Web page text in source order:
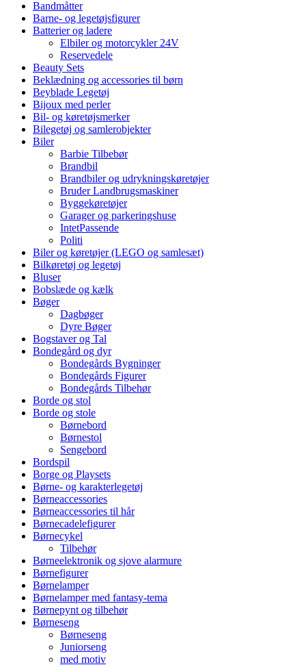
Bandmåtter
Barne- og legetøjsfigurer
Batterier og ladere
Elbiler og motorcykler 24V
Reservedele
Beauty Sets
Beklædning og accessories til børn
Beyblade Legetøj
Bijoux med perler
Bil- og køretøjsmerker
Bilegetøj og samlerobjekter
Biler
Barbie Tilbebør
Brandbil
Brandbiler og udrykningskøretøjer
Bruder Landbrugsmaskiner
Byggekøretøjer
Garager og parkeringshuse
IntetPassende
Politi
Biler og køretøjer (LEGO og samlesæt)
Bilkøretøj og legetøj
Bluser
Bobslæde og kælk
Bøger
Dagbøger
Dyre Bøger
Bogstaver og Tal
Bondegård og dyr
Bondegårds Bygninger
Bondegårds Figurer
Bondegårds Tilbehør
Borde og stol
Borde og stole
Børnebord
Børnestol
Sengebord
Bordspil
Borge og Playsets
Børne- og karakterlegetøj
Børneaccessories
Børneaccessories til hår
Børnecadelefigurer
Børnecykel
Tilbehør
Børneelektronik og sjove alarmure
Børnefigurer
Børnelamper
Børnelamper med fantasy-tema
Børnepynt og tilbehør
Børneseng
Børneseng
Juniorseng
med motiv